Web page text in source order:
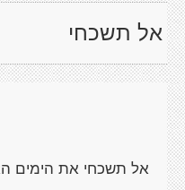
אל תשכחי
אל תשכחי את הימים